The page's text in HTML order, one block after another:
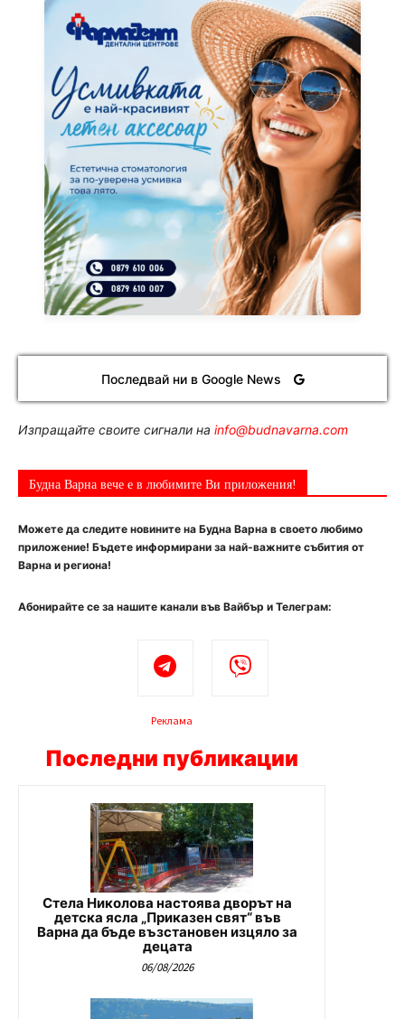
Последвай ни в Google News
Изпращайте своите сигнали на info@budnavarna.com
Будна Варна вече е в любимите Ви приложения!
Можете да следите новините на Будна Варна в своето любимо
приложение! Бъдете информирани за най-важните събития от
Варна и региона!
Абонирайте се за нашите канали във Вайбър и Телеграм:
Реклама
Последни публикации
Стела Николова настоява дворът на
детска ясла „Приказен свят“ във
Варна да бъде възстановен изцяло за
децата
06/08/2026